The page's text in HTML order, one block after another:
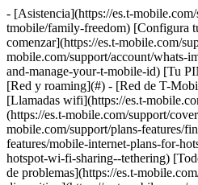
- [Asistencia](https://es.t-
tmobile/family-freedom) [Configura
comenzar](https://es.t-mobile.com/
mobile.com/support/account/whats-
and-manage-your-t-mobile-id) [Tu
[Red y roaming](#) - [Red de T-
[Llamadas wifi](https://es.t-
(https://es.t-mobile.com/support/
mobile.com/support/plans-features/
features/mobile-internet-plans-for-
hotspot-wi-fi-sharing--tethering)
de problemas](https://es.t-